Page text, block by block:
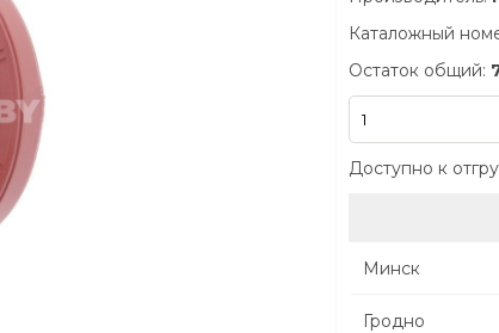
Каталожный
Остаток общий:
Доступно к
Минск
Гродно